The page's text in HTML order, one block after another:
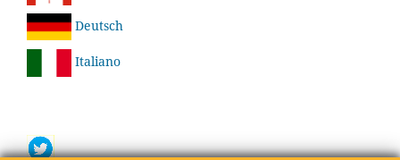
Deutsch
Italiano